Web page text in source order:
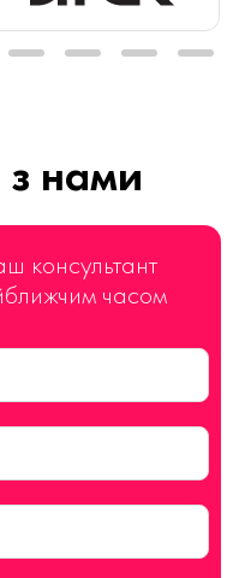
з нами
консультант
часом